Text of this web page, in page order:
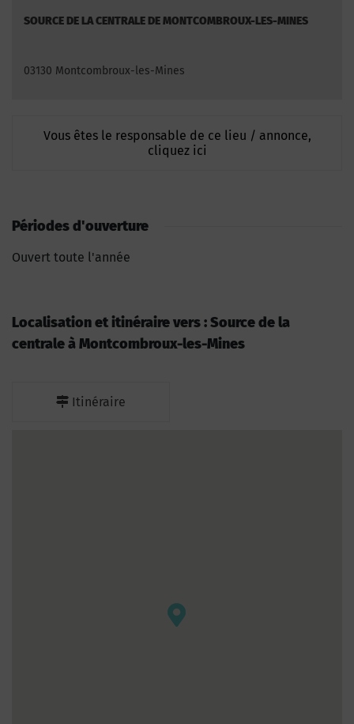
SOURCE DE LA CENTRALE DE MONTCOMBROUX-LES-MINES
03130 Montcombroux-les-Mines
Vous êtes le responsable de ce lieu / annonce,
cliquez ici
Périodes d'ouverture
Ouvert toute l'année
Localisation et itinéraire vers : Source de la
centrale à Montcombroux-les-Mines
Itinéraire